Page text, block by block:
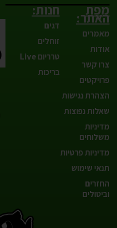
מפת
האתר:
מאמרים
אודות
צרו קשר
פרויקטים
הצהרת נגישות
שאלות נפוצות
מדיניות
משלוחים
מדיניות פרטיות
תנאי שימוש
החזרים
וביטולים
חנות:
דגים
זוחלים
טרריום Live
בריכות